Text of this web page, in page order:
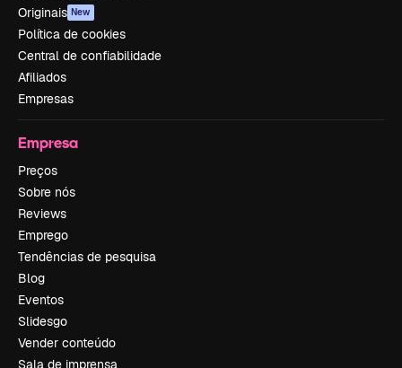
Originais New
Política de cookies
Central de confiabilidade
Afiliados
Empresas
Empresa
Preços
Sobre nós
Reviews
Emprego
Tendências de pesquisa
Blog
Eventos
Slidesgo
Vender conteúdo
Sala de imprensa